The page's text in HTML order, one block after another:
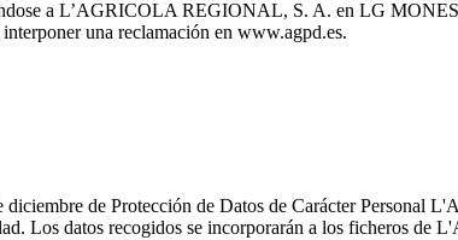
a L’AGRICOLA REGIONAL, S. A. en LG
una reclamación en www.agpd.es.
de Protección de Datos de Carácter Personal
Los datos recogidos se incorporarán a los ficheros